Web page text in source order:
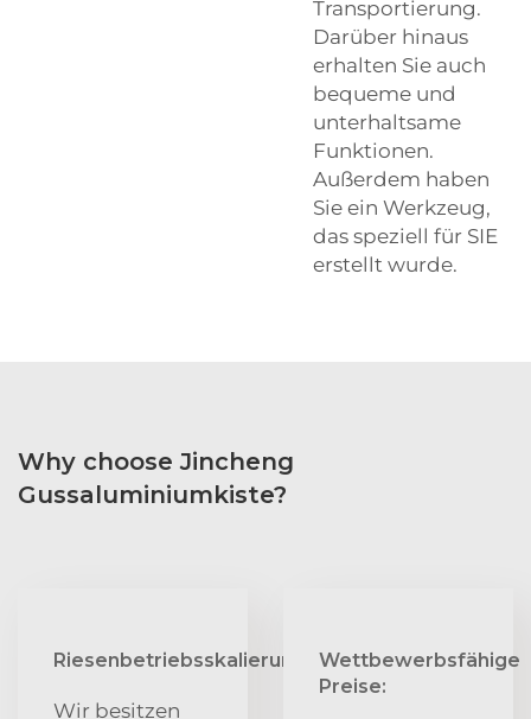
Transportierung.
Darüber hinaus
erhalten Sie auch
bequeme und
unterhaltsame
Funktionen.
Außerdem haben
Sie ein Werkzeug,
das speziell für SIE
erstellt wurde.
Why choose Jincheng
Gussaluminiumkiste?
Riesenbetriebsskalierung:
Wir besitzen
Wettbewerbsfähige
Preise: